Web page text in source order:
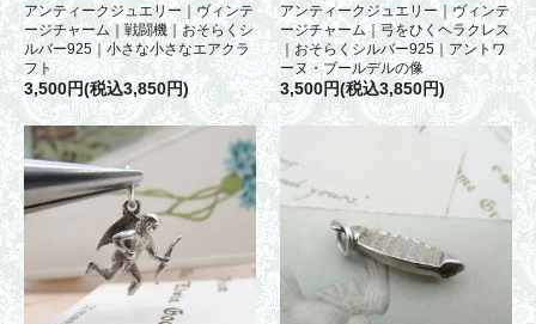
アンティークジュエリー｜ヴィンテ
ージチャーム｜戦闘機｜おそらくシ
ルバー925｜小さな小さなエアクラ
フト
3,500円(税込3,850円)
アンティークジュエリー｜ヴィンテ
ージチャーム｜弓をひくヘラクレス
｜おそらくシルバー925｜アントワ
ーヌ・ブールデルの像
3,500円(税込3,850円)